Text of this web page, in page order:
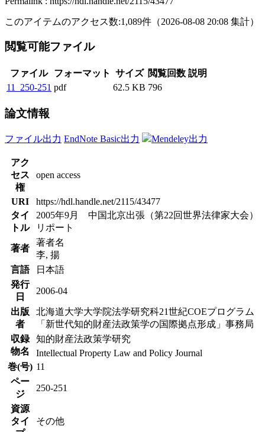
このアイテムのアクセス数:1,089件 （2026-08-08 20:08 集計）
閲覧可能ファイル
ファイル フォーマット サイズ 閲覧回数 説明
11_250-251 pdf 62.5 KB 796
論文情報
ファイル出力 EndNote Basic出力 Mendeley出力
アク
セス
権
open access
URI
https://hdl.handle.net/2115/43477
タイ
トル
2005年9月 中国北京出張（第22回世界法律家大会）
リポート
著者
著者名
李, 揚
言語
日本語
発行
日
2006-04
出版
者
北海道大学大学院法学研究科21世紀COEプログラム
「新世代知的財産法政策学の国際拠点形成」事務局
収録
物名
知的財産法政策学研究
Intellectual Property Law and Policy Journal
巻(号) 11
ペー
ジ
250-251
資源
タイ
その他